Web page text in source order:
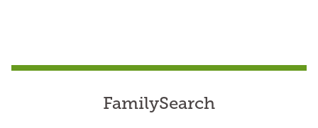
FamilySearch